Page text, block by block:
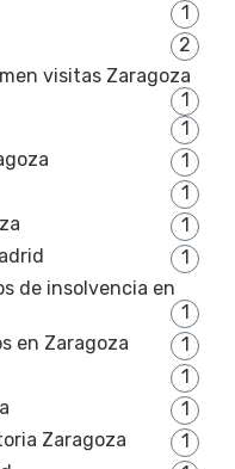
1
2
visitas Zaragoza
1
1
1
1
1
1
de insolvencia en
1
en Zaragoza
1
1
1
Zaragoza
1